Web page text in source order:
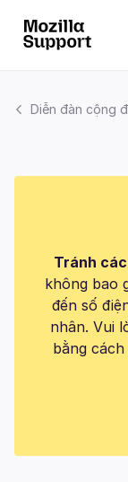
Diễn đàn cộng
Tránh
không bao
đến số
nhân. Vui
bằng